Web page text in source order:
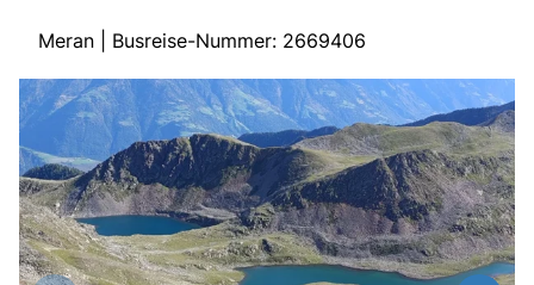
Busreisen
Bus mieten
Gutscheinshop
Über bus dich weg!
Radio!
Meran | Busreise-Nummer: 2669406